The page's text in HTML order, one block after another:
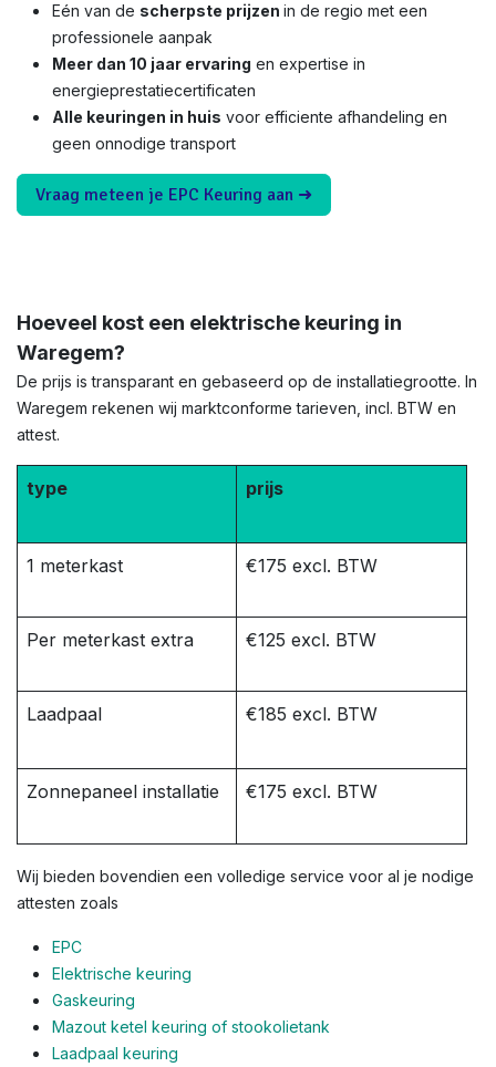
Eén van de scherpste prijzen in de regio met een
professionele aanpak
Meer dan 10 jaar ervaring en expertise in
energieprestatiecertificaten
Alle keuringen in huis voor efficiente afhandeling en
geen onnodige transport
Vraag meteen je EPC Keuring aan ➜
Hoeveel kost een elektrische keuring in
Waregem?
De prijs is transparant en gebaseerd op de installatiegrootte. In
Waregem rekenen wij marktconforme tarieven, incl. BTW en
attest.
type prijs
1 meterkast €175 excl. BTW
Per meterkast extra €125 excl. BTW
Laadpaal €185 excl. BTW
Zonnepaneel installatie €175 excl. BTW
Wij bieden bovendien een volledige service voor al je nodige
attesten zoals
EPC
Elektrische keuring
Gaskeuring
Mazout ketel keuring of stookolietank
Laadpaal keuring